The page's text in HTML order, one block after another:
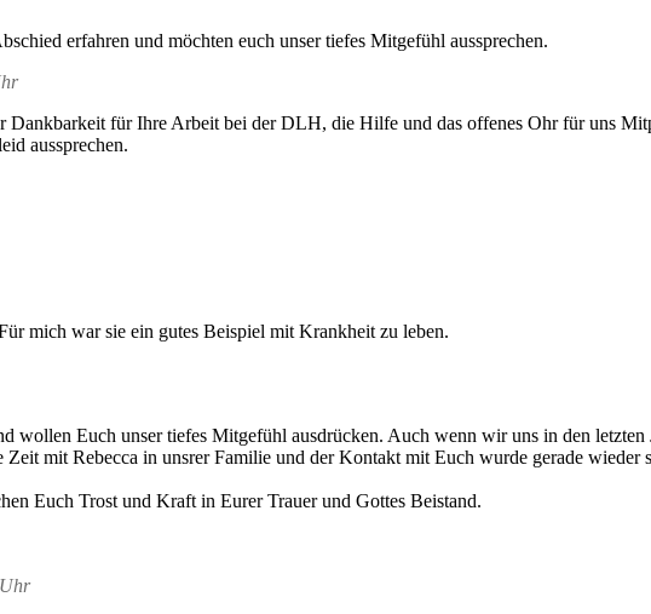
erfahren und möchten euch unser tiefes Mitgefühl aussprechen.
für Ihre Arbeit bei der DLH, die Hilfe und das offenes Ohr für uns
aussprechen.
mich war sie ein gutes Beispiel mit Krankheit zu leben.
wollen Euch unser tiefes Mitgefühl ausdrücken. Auch wenn wir uns in den letzten
mit Rebecca in unsrer Familie und der Kontakt mit Euch wurde gerade
Euch Trost und Kraft in Eurer Trauer und Gottes Beistand.